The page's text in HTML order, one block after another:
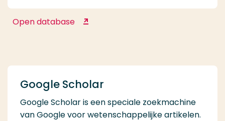
Open database EBSCO Research Databases
Google Scholar
Google Scholar is een speciale zoekmachine
van Google voor wetenschappelijke artikelen.